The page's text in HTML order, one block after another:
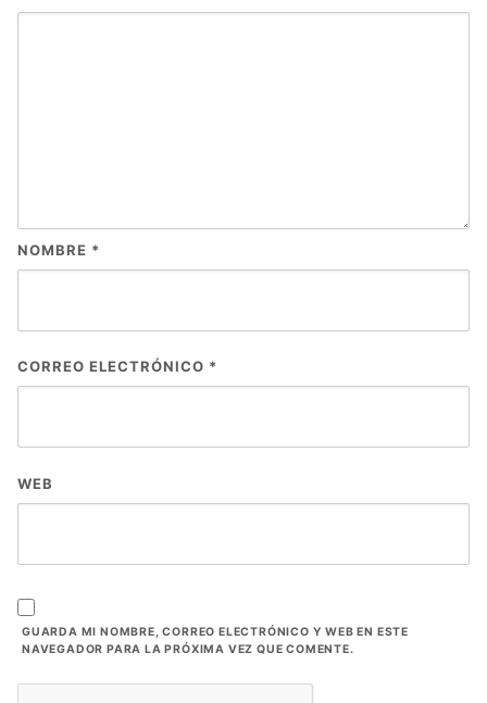
NOMBRE *
CORREO ELECTRÓNICO *
WEB
GUARDA MI NOMBRE, CORREO ELECTRÓNICO Y WEB EN ESTE
NAVEGADOR PARA LA PRÓXIMA VEZ QUE COMENTE.